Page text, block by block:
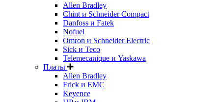
Allen Bradley
Chint и Schneider Compact
Danfoss и Fatek
Nofuel
Omron и Schneider Electric
Sick и Teco
Telemecanique и Yaskawa
Платы
Allen Bradley
Frick и EMC
Keyence